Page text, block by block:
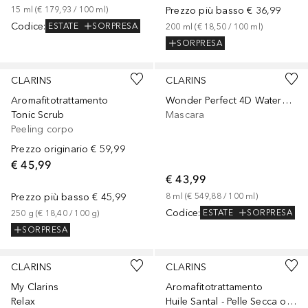
15 ml (€ 179,93 / 100 ml)
Codice: ESTATE SORPRESA
Prezzo più basso € 36,99
200 ml (€ 18,50 / 100 ml)
SORPRESA
CLARINS
Aromafitotrattamento
Tonic Scrub
Peeling corpo
Prezzo originario € 59,99
€ 45,99
Prezzo più basso € 45,99
250 g (€ 18,40 / 100 g)
SORPRESA
CLARINS
Wonder Perfect 4D Waterproof
Mascara
€ 43,99
8 ml (€ 549,88 / 100 ml)
Codice: ESTATE SORPRESA
CLARINS
My Clarins
Relax
CLARINS
Aromafitotrattamento
Huile Santal - Pelle Secca o Arrossata